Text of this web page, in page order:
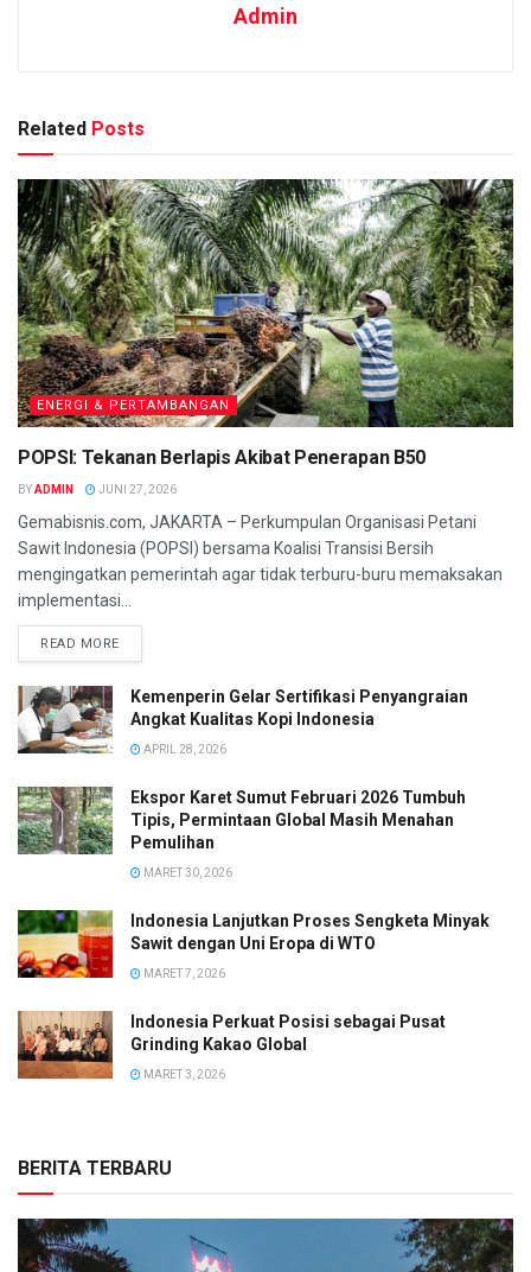
Admin
Related Posts
ENERGI & PERTAMBANGAN
POPSI: Tekanan Berlapis Akibat Penerapan B50
BYADMIN JUNI 27, 2026
Gemabisnis.com, JAKARTA – Perkumpulan Organisasi Petani
Sawit Indonesia (POPSI) bersama Koalisi Transisi Bersih
mengingatkan pemerintah agar tidak terburu-buru memaksakan
implementasi...
READ MORE
Kemenperin Gelar Sertifikasi Penyangraian
Angkat Kualitas Kopi Indonesia
APRIL 28, 2026
Ekspor Karet Sumut Februari 2026 Tumbuh
Tipis, Permintaan Global Masih Menahan
Pemulihan
MARET 30, 2026
Indonesia Lanjutkan Proses Sengketa Minyak
Sawit dengan Uni Eropa di WTO
MARET 7, 2026
Indonesia Perkuat Posisi sebagai Pusat
Grinding Kakao Global
MARET 3, 2026
BERITA TERBARU